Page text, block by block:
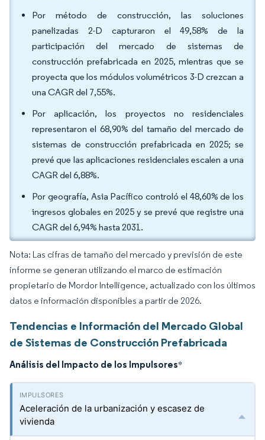
Por método de construcción, las soluciones
panelizadas 2-D capturaron el 49,58% de la
participación del mercado de sistemas de
construcción prefabricada en 2025, mientras que se
proyecta que los módulos volumétricos 3-D crezcan a
una CAGR del 7,55%.
Por aplicación, los proyectos no residenciales
representaron el 68,90% del tamaño del mercado de
sistemas de construcción prefabricada en 2025; se
prevé que las aplicaciones residenciales escalen a una
CAGR del 6,88%.
Por geografía, Asia Pacífico controló el 48,60% de los
ingresos globales en 2025 y se prevé que registre una
CAGR del 6,94% hasta 2031.
Nota: Las cifras de tamaño del mercado y previsión de este
informe se generan utilizando el marco de estimación
propietario de Mordor Intelligence, actualizado con los últimos
datos e información disponibles a partir de 2026.
Tendencias e Información del Mercado Global
de Sistemas de Construcción Prefabricada
Análisis del Impacto de los Impulsores*
Aceleración de la urbanización y escasez de
vivienda